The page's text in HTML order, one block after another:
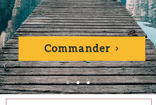
Commander